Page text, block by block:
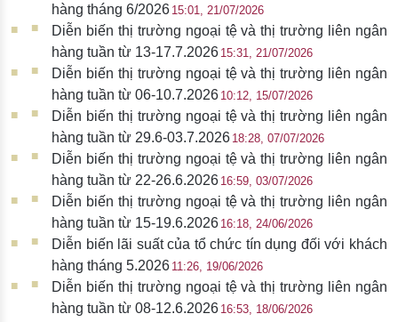
hàng tháng 6/2026 15:01, 21/07/2026
Diễn biến thị trường ngoại tệ và thị trường liên ngân
hàng tuần từ 13-17.7.2026 15:31, 21/07/2026
Diễn biến thị trường ngoại tệ và thị trường liên ngân
hàng tuần từ 06-10.7.2026 10:12, 15/07/2026
Diễn biến thị trường ngoại tệ và thị trường liên ngân
hàng tuần từ 29.6-03.7.2026 18:28, 07/07/2026
Diễn biến thị trường ngoại tệ và thị trường liên ngân
hàng tuần từ 22-26.6.2026 16:59, 03/07/2026
Diễn biến thị trường ngoại tệ và thị trường liên ngân
hàng tuần từ 15-19.6.2026 16:18, 24/06/2026
Diễn biến lãi suất của tổ chức tín dụng đối với khách
hàng tháng 5.2026 11:26, 19/06/2026
Diễn biến thị trường ngoại tệ và thị trường liên ngân
hàng tuần từ 08-12.6.2026 16:53, 18/06/2026